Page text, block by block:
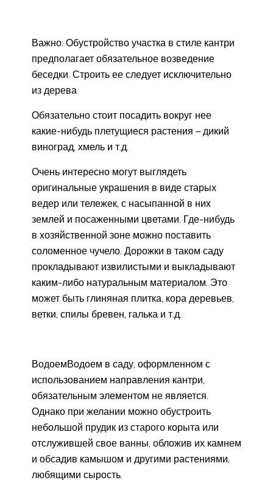
Важно: Обустройство участка в стиле кантри
предполагает обязательное возведение
беседки. Строить ее следует исключительно
из дерева
Обязательно стоит посадить вокруг нее
какие-нибудь плетущиеся растения – дикий
виноград, хмель и т.д.
Очень интересно могут выглядеть
оригинальные украшения в виде старых
ведер или тележек, с насыпанной в них
землей и посаженными цветами. Где-нибудь
в хозяйственной зоне можно поставить
соломенное чучело. Дорожки в таком саду
прокладывают извилистыми и выкладывают
каким-либо натуральным материалом. Это
может быть глиняная плитка, кора деревьев,
ветки, спилы бревен, галька и т.д.
ВодоемВодоем в саду, оформленном с
использованием направления кантри,
обязательным элементом не является.
Однако при желании можно обустроить
небольшой прудик из старого корыта или
отслужившей свое ванны, обложив их камнем
и обсадив камышом и другими растениями,
любящими сырость.